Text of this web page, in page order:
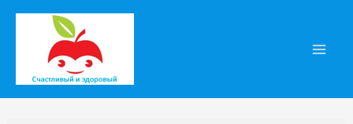
Перейти
содержимому